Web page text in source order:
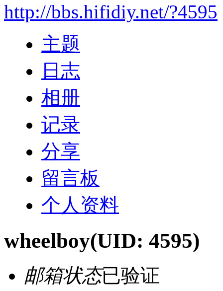
http://bbs.hifidiy.net/?4595
主题
日志
相册
记录
分享
留言板
个人资料
wheelboy(UID: 4595)
邮箱状态已验证